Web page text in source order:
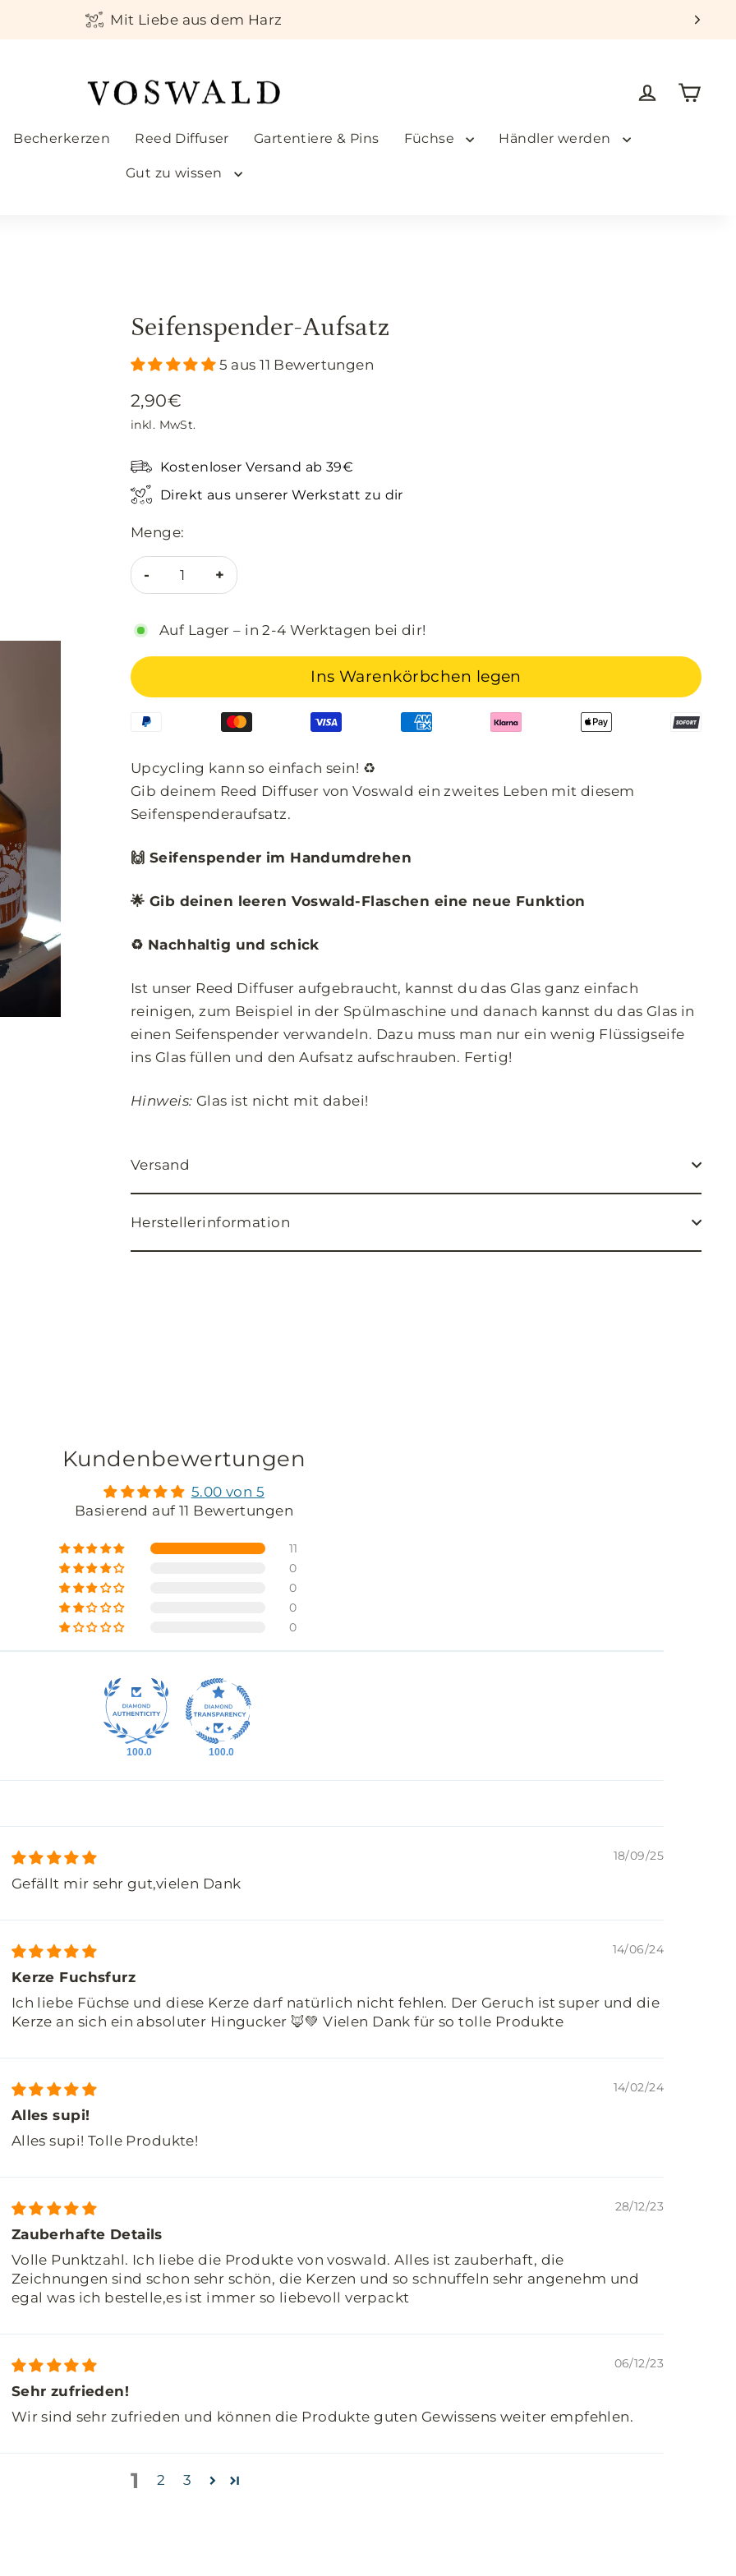
Mit Liebe aus dem Harz
Becherkerzen Reed Diffuser Gartentiere & Pins Füchse Händler werden
Gut zu wissen
Seifenspender-Aufsatz
5 aus 11 Bewertungen
Normaler
Preis
2,90€
inkl. MwSt.
Kostenloser Versand ab 39€
Direkt aus unserer Werkstatt zu dir
Menge:
- +
Auf Lager – in 2-4 Werktagen bei dir!
Ins Warenkörbchen legen
Upcycling kann so einfach sein! ♻️
Gib deinem Reed Diffuser von Voswald ein zweites Leben mit diesem
Seifenspenderaufsatz.
🙌 Seifenspender im Handumdrehen
🌟 Gib deinen leeren Voswald-Flaschen eine neue Funktion
♻️ Nachhaltig und schick
Ist unser Reed Diffuser aufgebraucht, kannst du das Glas ganz einfach
reinigen, zum Beispiel in der Spülmaschine und danach kannst du das Glas in
einen Seifenspender verwandeln. Dazu muss man nur ein wenig Flüssigseife
ins Glas füllen und den Aufsatz aufschrauben. Fertig!
Hinweis: Glas ist nicht mit dabei!
Versand
Herstellerinformation
Kundenbewertungen
5.00 von 5
Basierend auf 11 Bewertungen
11
0
0
0
0
100.0 100.0
18/09/25
Gefällt mir sehr gut,vielen Dank
14/06/24
Kerze Fuchsfurz
Ich liebe Füchse und diese Kerze darf natürlich nicht fehlen. Der Geruch ist super und die
Kerze an sich ein absoluter Hingucker 🦊💚 Vielen Dank für so tolle Produkte
14/02/24
Alles supi!
Alles supi! Tolle Produkte!
28/12/23
Zauberhafte Details
Volle Punktzahl. Ich liebe die Produkte von voswald. Alles ist zauberhaft, die
Zeichnungen sind schon sehr schön, die Kerzen und so schnuffeln sehr angenehm und
egal was ich bestelle,es ist immer so liebevoll verpackt
06/12/23
Sehr zufrieden!
Wir sind sehr zufrieden und können die Produkte guten Gewissens weiter empfehlen.
1 2 3